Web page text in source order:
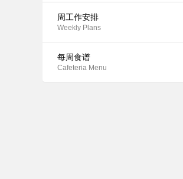
周工作安排
Weekly Plans
每周食谱
Cafeteria Menu